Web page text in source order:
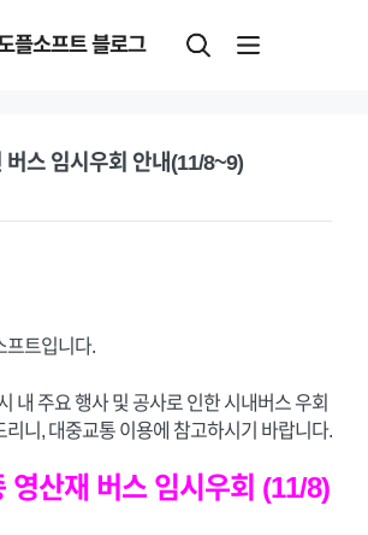
플소프트 블로그
버스 임시우회 안내(11/8~9)
프트입니다.
내 주요 행사 및 공사로 인한 시내버스 우회
리니, 대중교통 이용에 참고하시기 바랍니다.
영산재 버스 임시우회 (11/8)